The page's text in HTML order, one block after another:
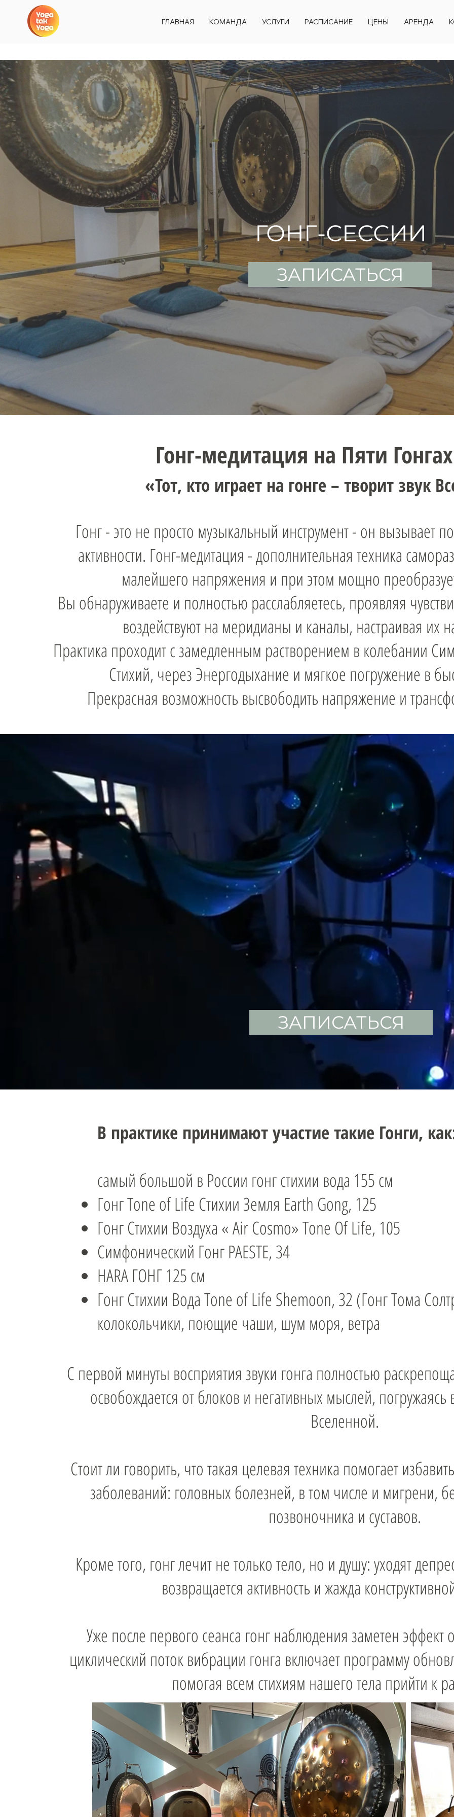
ГЛАВНАЯ КОМАНДА УСЛУГИ РАСПИСАНИЕ ЦЕНЫ АРЕНДА
ГОНГ-СЕССИИ
ЗАПИСАТЬСЯ
Гонг-медитация на Пяти
«Тот, кто играет на гонге – творит звук
Гонг - это не просто музыкальный инструмент - он вызывает
активности. Гонг-медитация - дополнительная техника
малейшего напряжения и при этом мощно
Вы обнаруживаете и полностью расслабляетесь, проявляя
воздействуют на меридианы и каналы, настраивая их
Практика проходит с замедленным растворением в колебании
Стихий, через Энергодыхание и мягкое погружение в
Прекрасная возможность высвободить напряжение и
ЗАПИСАТЬСЯ
В практике принимают участие такие Гонги,
самый большой в России гонг стихии вода 155 см
Гонг Tone of Life Стихии Земля Earth Gong, 125
Гонг Стихии Воздуха « Air Соsmo» Tone Of Life, 105
Симфонический Гонг PAESTE, 34
HARA ГОНГ 125 см
​Гонг Стихии Вода Tone of Life Shemoon, 32 (Гонг Тома
колокольчики, поющие чаши, шум моря, ветра
С первой минуты восприятия звуки гонга полностью
освобождается от блоков и негативных мыслей,
Вселенной.
Стоит ли говорить, что такая целевая техника помогает
заболеваний: головных болезней, в том числе и мигрени,
позвоночника и суставов.
Кроме того, гонг лечит не только тело, но и душу: уходят
возвращается активность и жажда
Уже после первого сеанса гонг наблюдения заметен
циклический поток вибрации гонга включает программу
помогая всем стихиям нашего тела прийти к